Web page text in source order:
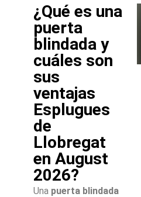
¿Qué es una
puerta
blindada y
cuáles son
sus
ventajas
Esplugues
de
Llobregat
en August
2026?
Una puerta blindada